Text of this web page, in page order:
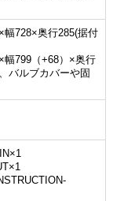
進む
幅728×奥行285(据付
幅799（+68）×奥行
ルブカバーや固